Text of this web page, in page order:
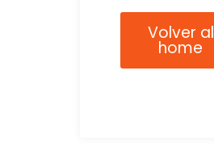
Volver al
home